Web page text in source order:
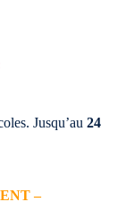
Jusqu’au 24
–